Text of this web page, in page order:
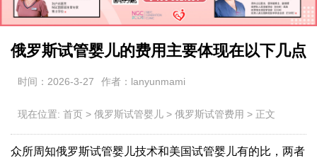
俄罗斯试管婴儿的费用主要体现在以下几点
时间：2026-3-27 作者：lanyunmami
现在位置: 首页 > 俄罗斯试管婴儿 > 俄罗斯试管费用 > 正文
众所周知俄罗斯试管婴儿技术和美国试管婴儿有的比，两者